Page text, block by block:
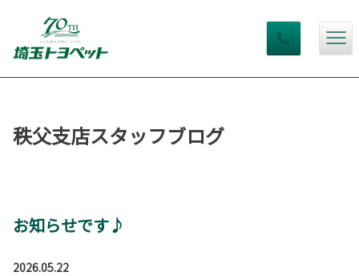
秩父支店スタッフブログ
お知らせです♪
2026.05.22